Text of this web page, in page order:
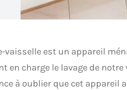
vaisselle est un appareil
en charge le lavage de
à oublier que cet appareil